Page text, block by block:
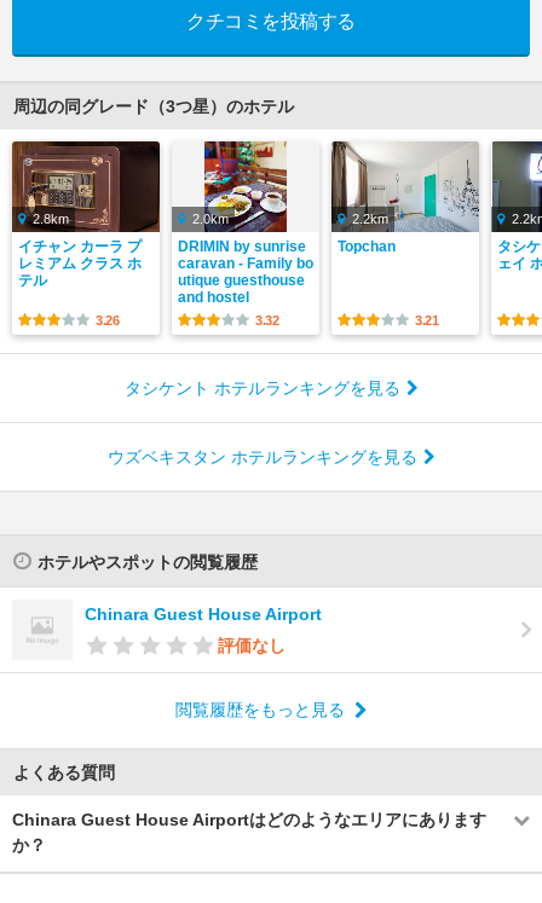
クチコミを投稿する
周辺の同グレード（3つ星）のホテル
2.8km
イチャン カーラ プ
レミアム クラス ホ
テル
3.26
2.0km
DRIMIN by sunrise
caravan - Family bo
utique guesthouse
and hostel
3.32
2.2km
Topchan
3.21
タシ
ェイ
タシケント ホテルランキングを見る
ウズベキスタン ホテルランキングを見る
ホテルやスポットの閲覧履歴
Chinara Guest House Airport
評価なし
閲覧履歴をもっと見る
よくある質問
Chinara Guest House Airportはどのようなエリアにあります
か？